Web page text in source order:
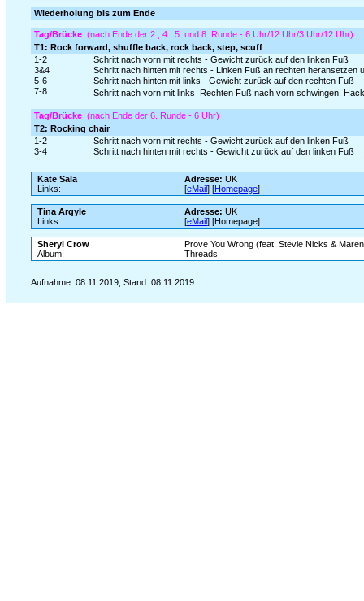
Wiederholung bis zum Ende
Tag/Brücke (nach Ende der 2., 4., 5. und 8. Runde - 6 Uhr/12 Uhr/3 Uhr/12 Uhr)
T1: Rock forward, shuffle back, rock back, step, scuff
1-2
Schritt nach vorn mit rechts - Gewicht zurück auf den linken Fuß
3&4
Schritt nach hinten mit rechts - Linken Fuß an rechten heransetzen
5-6
Schritt nach hinten mit links - Gewicht zurück auf den rechten Fuß
7-8
Schritt nach vorn mit links  Rechten Fuß nach vorn schwingen,
Tag/Brücke (nach Ende der 6. Runde - 6 Uhr)
T2: Rocking chair
1-2
Schritt nach vorn mit rechts - Gewicht zurück auf den linken Fuß
3-4
Schritt nach hinten mit rechts - Gewicht zurück auf den linken Fuß
Kate Sala Adresse: UK
Links:
[eMail] [Homepage]
Tina Argyle Adresse: UK
Links:
[eMail] [Homepage]
Sheryl Crow
Prove You Wrong (feat. Stevie Nicks &
Album:
Threads
Aufnahme: 08.11.2019; Stand: 08.11.2019